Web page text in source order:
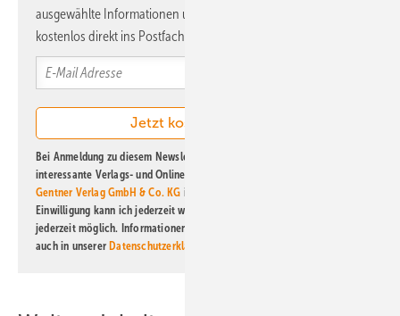
ausgewählte Informationen und Neuigkeiten, gebündelt und
kostenlos direkt ins Postfach.
Bei Anmeldung zu diesem Newsletter bin ich damit einverstanden, über
interessante Verlags- und Online-Angebote
Gentner Verlag GmbH & Co. KG informiert zu werden. Diese
Einwilligung kann ich jederzeit widerrufen und eine Abmeldung ist
jederzeit möglich. Informationen zum Umgang mit Daten finden Sie
auch in unsererDatenschutzerklärung